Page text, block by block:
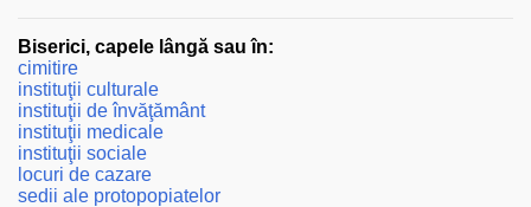
Biserici, capele lângă sau în:
cimitire
instituţii culturale
instituţii de învăţământ
instituţii medicale
instituţii sociale
locuri de cazare
sedii ale protopopiatelor